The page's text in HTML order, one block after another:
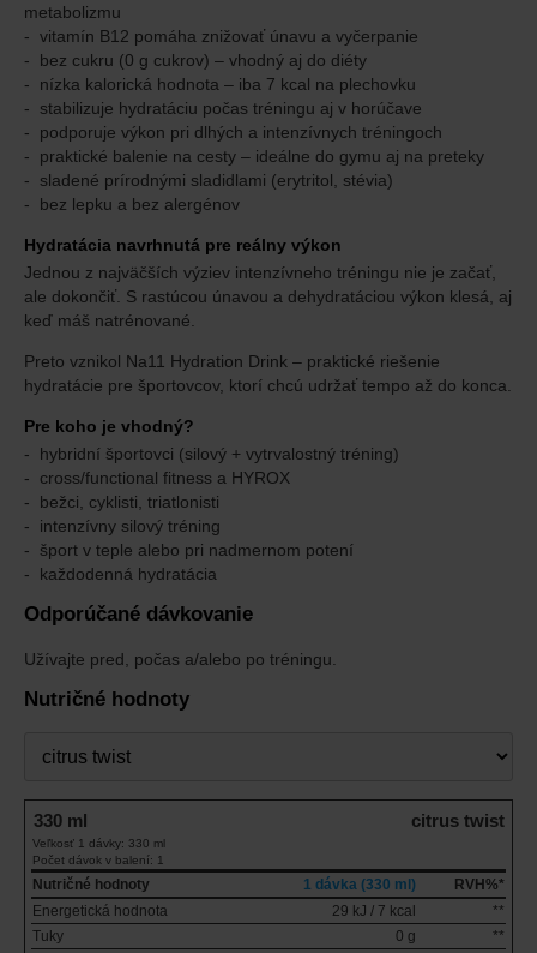
metabolizmu
vitamín B12 pomáha znižovať únavu a vyčerpanie
bez cukru (0 g cukrov) – vhodný aj do diéty
nízka kalorická hodnota – iba 7 kcal na plechovku
stabilizuje hydratáciu počas tréningu aj v horúčave
podporuje výkon pri dlhých a intenzívnych tréningoch
praktické balenie na cesty – ideálne do gymu aj na preteky
sladené prírodnými sladidlami (erytritol, stévia)
bez lepku a bez alergénov
Hydratácia navrhnutá pre reálny výkon
Jednou z najväčších výziev intenzívneho tréningu nie je začať,
ale dokončiť. S rastúcou únavou a dehydratáciou výkon klesá, aj
keď máš natrénované.
Preto vznikol Na11 Hydration Drink – praktické riešenie
hydratácie pre športovcov, ktorí chcú udržať tempo až do konca.
Pre koho je vhodný?
hybridní športovci (silový + vytrvalostný tréning)
cross/functional fitness a HYROX
bežci, cyklisti, triatlonisti
intenzívny silový tréning
šport v teple alebo pri nadmernom potení
každodenná hydratácia
Odporúčané dávkovanie
Užívajte pred, počas a/alebo po tréningu.
Nutričné hodnoty
330 ml citrus twist
Veľkosť 1 dávky: 330 ml
Počet dávok v balení: 1
Nutričné hodnoty 1 dávka (330 ml)
RVH%*
Energetická hodnota
29 kJ / 7 kcal
**
Tuky
0 g
**